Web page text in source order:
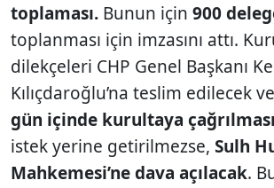
toplaması. Bunun için 900
toplanması için imzasını attı.
dilekçeleri CHP Genel Başkanı
Kılıçdaroğlu’na teslim edilecek ve
gün içinde kurultaya çağrılması
istek yerine getirilmezse, Sulh
Mahkemesi’ne dava açılacak.